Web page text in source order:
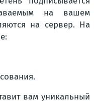
на вашем
на сервер. На
вам уникальный